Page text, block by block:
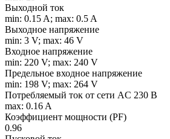
Выходной ток
min: 0.15 A; max: 0.5 A
Выходное напряжение
min: 3 V; max: 46 V
Входное напряжение
min: 220 V; max: 240 V
Предельное входное напряжение
min: 198 V; max: 264 V
Потребляемый ток от сети AC 230 В
max: 0.16 A
Коэффициент мощности (PF)
0.96